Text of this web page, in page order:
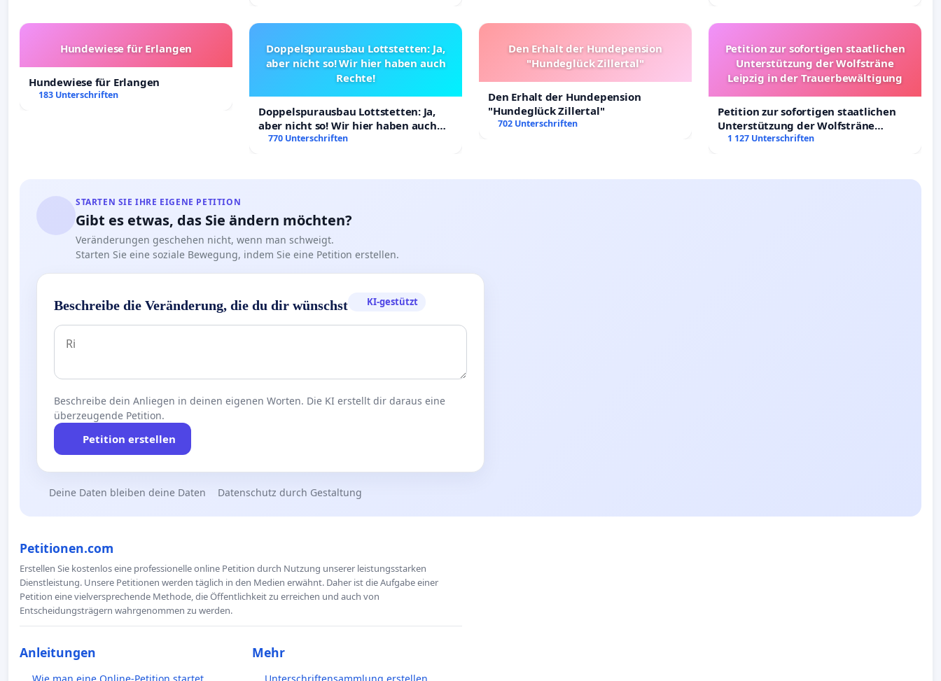
Hundewiese für Erlangen
Hundewiese für Erlangen
183 Unterschriften
Doppelspurausbau Lottstetten: Ja,
aber nicht so! Wir hier haben auch
Rechte!
Doppelspurausbau Lottstetten: Ja,
aber nicht so! Wir hier haben auch
Rechte!
770 Unterschriften
Den Erhalt der Hundepension
"Hundeglück Zillertal"
Den Erhalt der Hundepension
"Hundeglück Zillertal"
702 Unterschriften
Petition zur sofortigen staatlichen
Unterstützung der Wolfsträne
Leipzig in der Trauerbewältigung
Petition zur sofortigen staatlichen
Unterstützung der Wolfsträne
Leipzig in der Trauerbewältigung
1 127 Unterschriften
STARTEN SIE IHRE EIGENE PETITION
Gibt es etwas, das Sie ändern möchten?
Veränderungen geschehen nicht, wenn man schweigt.
Starten Sie eine soziale Bewegung, indem Sie eine Petition erstellen.
Beschreibe die Veränderung, die du dir wünschst KI-gestützt
Beschreibe dein Anliegen in deinen eigenen Worten. Die KI erstellt dir daraus eine
überzeugende Petition.
Petition erstellen
Deine Daten bleiben deine Daten Datenschutz durch Gestaltung
Petitionen.com
Erstellen Sie kostenlos eine professionelle online Petition durch Nutzung unserer leistungsstarken
Dienstleistung. Unsere Petitionen werden täglich in den Medien erwähnt. Daher ist die Aufgabe einer
Petition eine vielversprechende Methode, die Öffentlichkeit zu erreichen und auch von
Entscheidungsträgern wahrgenommen zu werden.
Anleitungen Mehr